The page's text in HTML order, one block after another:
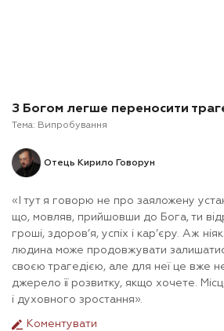
З Богом легше переносити
Тема: Випробування
Отець Кирило Говорун
«І тут я говорю не про заяложену
що, мовляв, прийшовши до Бога, ти
гроші, здоров’я, успіх і кар’єру. Аж
людина може продовжувати
своєю трагедією, але для неї це вже
джерело її розвитку, якщо хочете.
і духовного зростання».
Коментувати